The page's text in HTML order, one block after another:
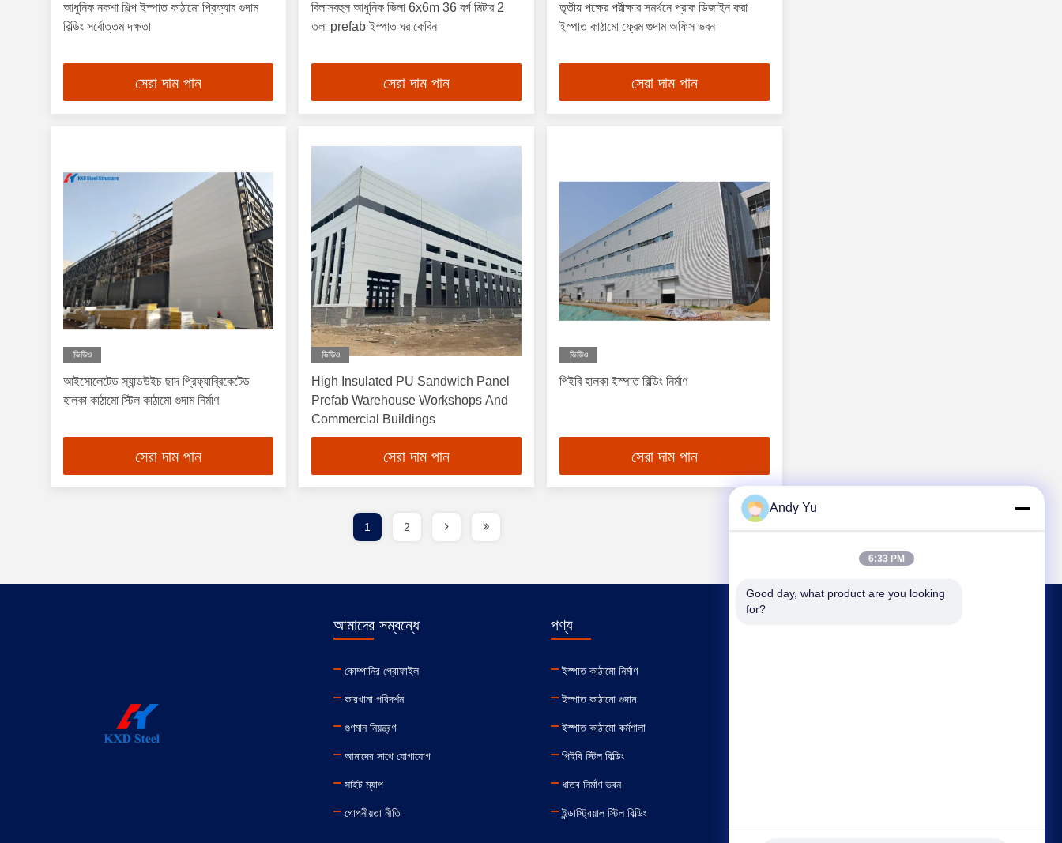
আধুনিক নকশা শিল্প ইস্পাত কাঠামো প্রিফ্যাব গুদাম
বিল্ডিং সর্বোত্তম দক্ষতা
সেরা দাম পান
বিলাসবহুল আধুনিক ভিলা 6x6m 36 বর্গ মিটার 2
তলা prefab ইস্পাত ঘর কেবিন
সেরা দাম পান
তৃতীয় পক্ষের পরীক্ষার সমর্থনে প্রাক ডিজাইন করা
ইস্পাত কাঠামো ফ্রেম গুদাম অফিস ভবন
সেরা দাম পান
ভিডিও
আইসোলেটেড স্যান্ডউইচ ছাদ প্রিফ্যাব্রিকেটেড
হালকা কাঠামো স্টিল কাঠামো গুদাম নির্মাণ
সেরা দাম পান
ভিডিও
High Insulated PU Sandwich Panel
Prefab Warehouse Workshops And
Commercial Buildings
সেরা দাম পান
ভিডিও
পিইবি হালকা ইস্পাত বিল্ডিং নির্মাণ
সেরা দাম পান
1 2
আমাদের সম্বন্ধে
কোম্পানির প্রোফাইল
কারখানা পরিদর্শন
গুণমান নিয়ন্ত্রণ
আমাদের সাথে যোগাযোগ
সাইট ম্যাপ
গোপনীয়তা নীতি
পণ্য
ইস্পাত কাঠামো নির্মাণ
ইস্পাত কাঠামো গুদাম
ইস্পাত কাঠামো কর্মশালা
পিইবি স্টিল বিল্ডিং
ধাতব নির্মাণ ভবন
ইন্ডাস্ট্রিয়াল স্টিল বিল্ডিং
Andy Yu
6:33 PM
Good day, what product are you looking
for?